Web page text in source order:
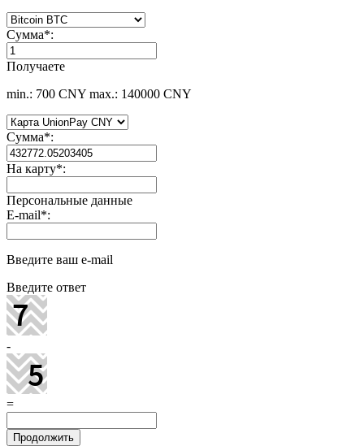
Сумма*:
Получаете
min.: 700 CNY max.: 140000 CNY
Сумма*:
На карту*:
Персональные данные
E-mail*:
Введите ваш e-mail
Введите ответ
-
=